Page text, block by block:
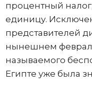
процентный
единицу.
представителей
нынешнем
называемого
Египте уже была